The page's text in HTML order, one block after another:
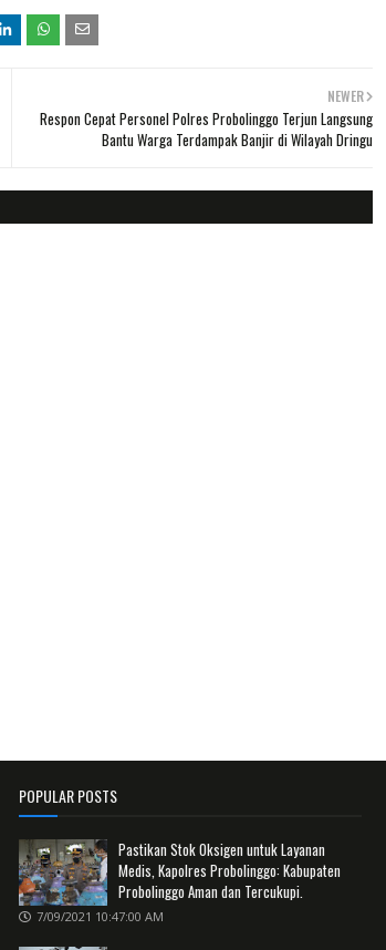
NEWER
Respon Cepat Personel Polres Probolinggo Terjun Langsung
Bantu Warga Terdampak Banjir di Wilayah Dringu
POPULAR POSTS
Pastikan Stok Oksigen untuk Layanan
Medis, Kapolres Probolinggo: Kabupaten
Probolinggo Aman dan Tercukupi.
7/09/2021 10:47:00 AM